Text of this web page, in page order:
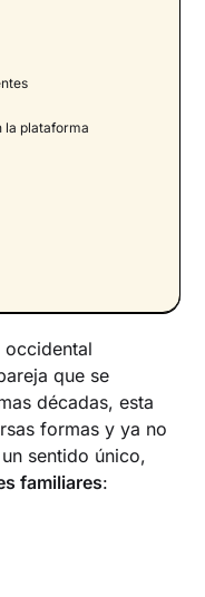
otras unidades
de la
padres solteros de
la plataforma
occidental
que se
décadas, esta
formas y ya no
sentido único,
familiares: